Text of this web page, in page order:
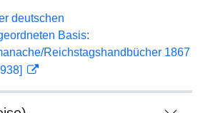
deutschen
Basis:
Reichstagshandbücher 1867